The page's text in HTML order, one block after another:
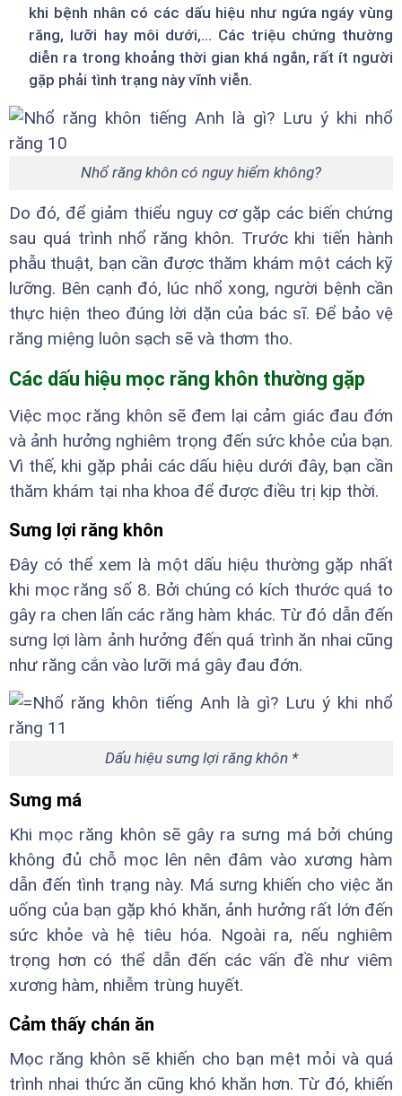
khi bệnh nhân có các dấu hiệu như ngứa ngáy vùng
răng, lưỡi hay môi dưới,... Các triệu chứng thường
diễn ra trong khoảng thời gian khá ngắn, rất ít người
gặp phải tình trạng này vĩnh viễn.
Nhổ răng khôn có nguy hiểm không?
Do đó, để giảm thiểu nguy cơ gặp các biến chứng
sau quá trình nhổ răng khôn. Trước khi tiến hành
phẫu thuật, bạn cần được thăm khám một cách kỹ
lưỡng. Bên cạnh đó, lúc nhổ xong, người bệnh cần
thực hiện theo đúng lời dặn của bác sĩ. Để bảo vệ
răng miệng luôn sạch sẽ và thơm tho.
Các dấu hiệu mọc răng khôn thường gặp
Việc mọc răng khôn sẽ đem lại cảm giác đau đớn
và ảnh hưởng nghiêm trọng đến sức khỏe của bạn.
Vì thế, khi gặp phải các dấu hiệu dưới đây, bạn cần
thăm khám tại nha khoa để được điều trị kịp thời.
Sưng lợi răng khôn
Đây có thể xem là một dấu hiệu thường gặp nhất
khi mọc răng số 8. Bởi chúng có kích thước quá to
gây ra chen lấn các răng hàm khác. Từ đó dẫn đến
sưng lợi làm ảnh hưởng đến quá trình ăn nhai cũng
như răng cắn vào lưỡi má gây đau đớn.
Dấu hiệu sưng lợi răng khôn *
Sưng má
Khi mọc răng khôn sẽ gây ra sưng má bởi chúng
không đủ chỗ mọc lên nên đâm vào xương hàm
dẫn đến tình trạng này. Má sưng khiến cho việc ăn
uống của bạn gặp khó khăn, ảnh hưởng rất lớn đến
sức khỏe và hệ tiêu hóa. Ngoài ra, nếu nghiêm
trọng hơn có thể dẫn đến các vấn đề như viêm
xương hàm, nhiễm trùng huyết.
Cảm thấy chán ăn
Mọc răng khôn sẽ khiến cho bạn mệt mỏi và quá
trình nhai thức ăn cũng khó khăn hơn. Từ đó, khiến